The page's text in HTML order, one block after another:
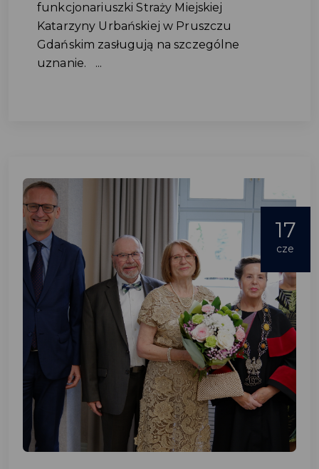
funkcjonariuszki Straży Miejskiej
Katarzyny Urbańskiej w Pruszczu
Gdańskim zasługują na szczególne
uznanie. ...
17
cze